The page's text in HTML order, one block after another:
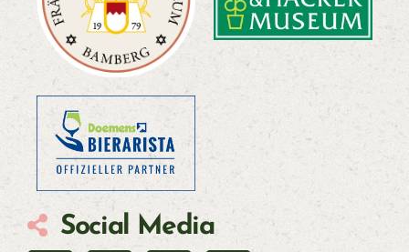
Social Media